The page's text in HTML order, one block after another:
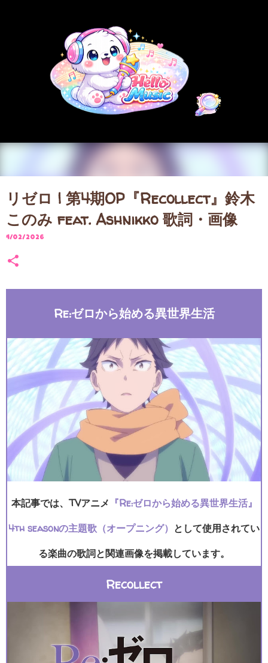
リゼロ | 第4期OP『Recollect』鈴木
このみ feat. Ashnikko 歌詞・画像
4/02/2026
Re:ゼロから始める異世界生活
本記事では、TVアニメ 『Re:ゼロから始める異世界生活』
4th seasonの主題歌（オープニング） として使用されてい
る楽曲の歌詞と関連画像を掲載しています。
Recollect